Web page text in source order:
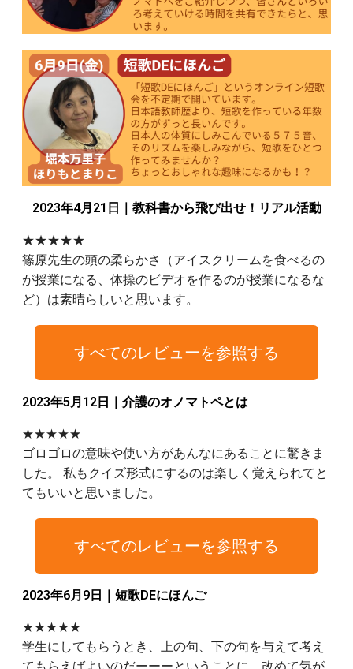
2023年4月21日｜教科書から飛び出せ！リアル活動
★★★★★
篠原先生の頭の柔らかさ（アイスクリームを食べるの
が授業になる、体操のビデオを作るのが授業になるな
ど）は素晴らしいと思います。
すべてのレビューを参照する
2023年5月12日｜介護のオノマトペとは
★★★★★
ゴロゴロの意味や使い方があんなにあることに驚きま
した。 私もクイズ形式にするのは楽しく覚えられてと
てもいいと思いました。
すべてのレビューを参照する
2023年6月9日｜短歌DEにほんご
★★★★★
学生にしてもらうとき、上の句、下の句を与えて考え